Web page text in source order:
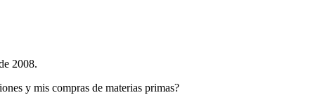
2008.
y mis compras de materias primas?